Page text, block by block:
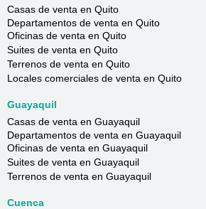
Casas de venta en Quito
Departamentos de venta en Quito
Oficinas de venta en Quito
Suites de venta en Quito
Terrenos de venta en Quito
Locales comerciales de venta en Quito
Guayaquil
Casas de venta en Guayaquil
Departamentos de venta en Guayaquil
Oficinas de venta en Guayaquil
Suites de venta en Guayaquil
Terrenos de venta en Guayaquil
Cuenca